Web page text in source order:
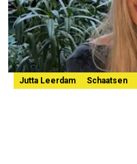
Jutta Leerdam Schaatsen